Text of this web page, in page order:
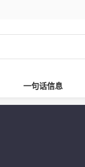
一句话信息